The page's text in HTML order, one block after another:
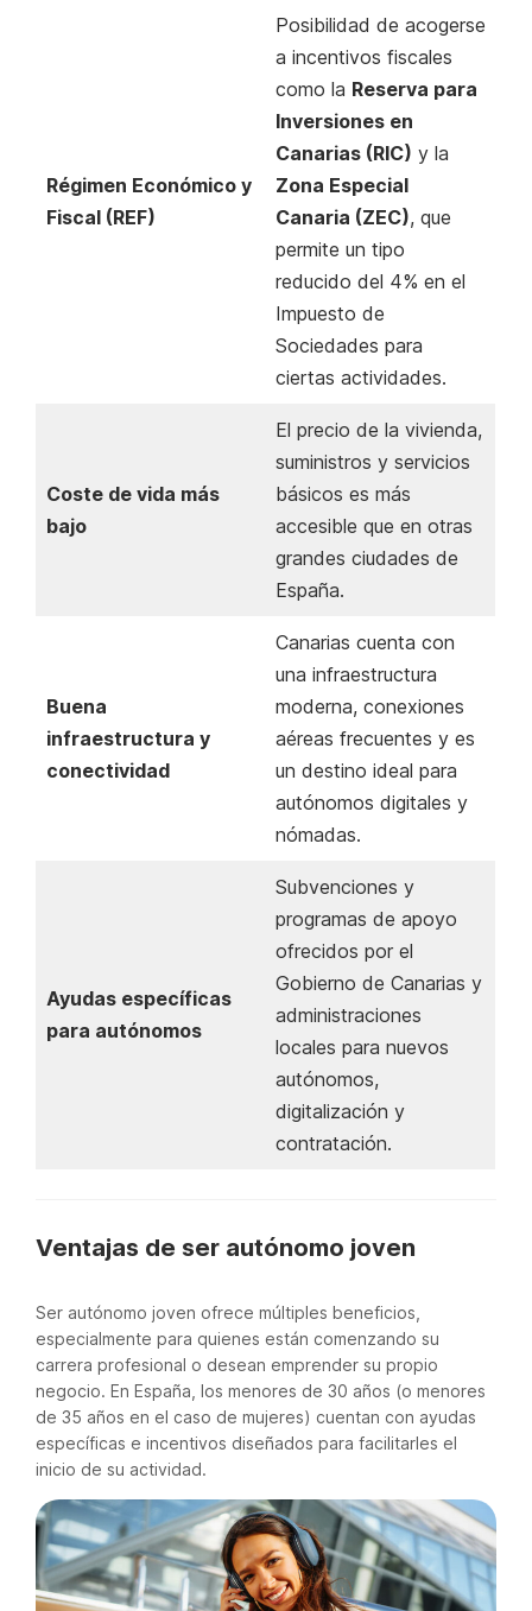
Régimen Económico y
Fiscal (REF)
Posibilidad de acogerse
a incentivos fiscales
como la Reserva para
Inversiones en
Canarias (RIC) y la
Zona Especial
Canaria (ZEC), que
permite un tipo
reducido del 4% en el
Impuesto de
Sociedades para
ciertas actividades.
Coste de vida más
bajo
El precio de la vivienda,
suministros y servicios
básicos es más
accesible que en otras
grandes ciudades de
España.
Buena
infraestructura y
conectividad
Canarias cuenta con
una infraestructura
moderna, conexiones
aéreas frecuentes y es
un destino ideal para
autónomos digitales y
nómadas.
Ayudas específicas
para autónomos
Subvenciones y
programas de apoyo
ofrecidos por el
Gobierno de Canarias y
administraciones
locales para nuevos
autónomos,
digitalización y
contratación.
Ventajas de ser autónomo joven
Ser autónomo joven ofrece múltiples beneficios,
especialmente para quienes están comenzando su
carrera profesional o desean emprender su propio
negocio. En España, los menores de 30 años (o menores
de 35 años en el caso de mujeres) cuentan con ayudas
específicas e incentivos diseñados para facilitarles el
inicio de su actividad.